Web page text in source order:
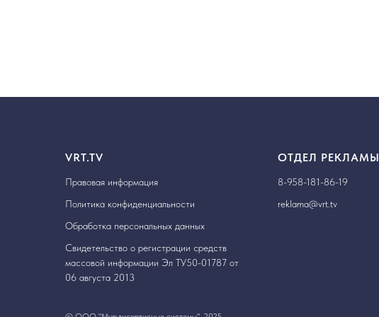
VRT.TV
Правовая информация
Политика конфиденциальности
Обработка персональных данных
Свидетельство о регистрации средств
массовой информации Эл ТУ50-01787 от
06 августа 2013
ОТДЕЛ РЕКЛАМЫ
8-958-181-86-19
reklama@vrt.tv